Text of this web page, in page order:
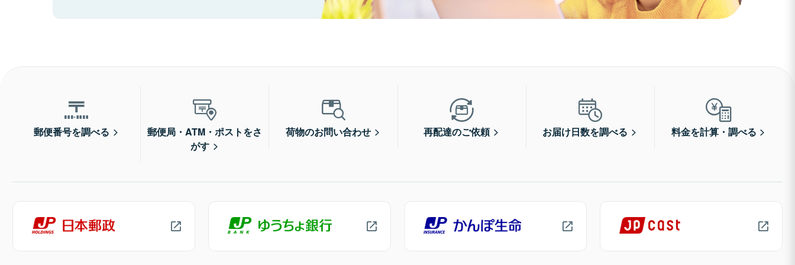
郵便番号を調べる
郵便局・ATM・ポストをさ
がす
荷物のお問い合わせ 再配達のご依頼 お届け日数を調べる 料金を計算・調べる